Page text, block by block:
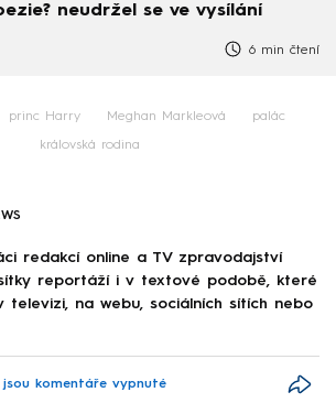
neudržel se ve vysílání
6 min čtení
princ Harry Meghan Markleová palác
královská rodina
redakcí online a TV zpravodajství
reportáží i v textové podobě, které
televizi, na webu, sociálních sítích nebo
komentáře vypnuté